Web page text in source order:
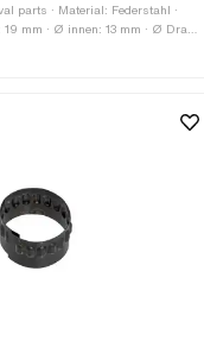
parts · Material: Federstahl ·
mm · Ø innen: 13 mm · Ø Draht:
Gesamtlänge: 220 mm